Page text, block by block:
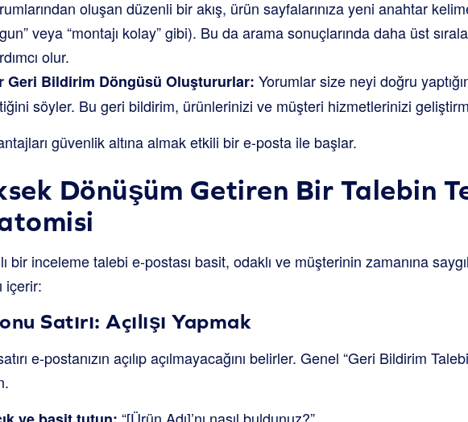
oluşan düzenli bir akış, ürün sayfalarınıza yeni anahtar
veya “montajı kolay” gibi). Bu da arama sonuçlarında daha üst
olur.
Geri Bildirim Döngüsü Oluştururlar: Yorumlar size neyi doğru
söyler. Bu geri bildirim, ürünlerinizi ve müşteri hizmetlerinizi
güvenlik altına almak etkili bir e-posta ile başlar.
Dönüşüm Getiren Bir Talebin
bir inceleme talebi e-postası basit, odaklı ve müşterinin zamanına
içerir:
Satırı: Açılışı Yapmak
e-postanızın açılıp açılmayacağını belirler. Genel “Geri Bildirim
“[Ürün Adı]’nı nasıl buldunuz?”